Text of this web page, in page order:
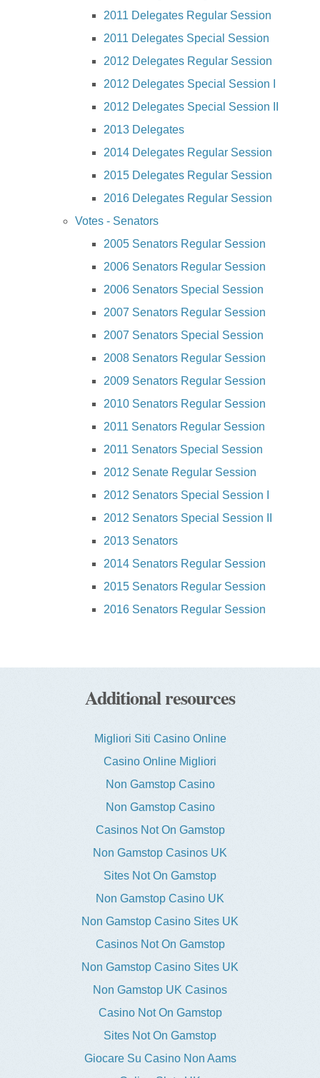
2011 Delegates Regular Session
2011 Delegates Special Session
2012 Delegates Regular Session
2012 Delegates Special Session I
2012 Delegates Special Session II
2013 Delegates
2014 Delegates Regular Session
2015 Delegates Regular Session
2016 Delegates Regular Session
Votes - Senators
2005 Senators Regular Session
2006 Senators Regular Session
2006 Senators Special Session
2007 Senators Regular Session
2007 Senators Special Session
2008 Senators Regular Session
2009 Senators Regular Session
2010 Senators Regular Session
2011 Senators Regular Session
2011 Senators Special Session
2012 Senate Regular Session
2012 Senators Special Session I
2012 Senators Special Session II
2013 Senators
2014 Senators Regular Session
2015 Senators Regular Session
2016 Senators Regular Session
Additional resources
Migliori Siti Casino Online
Casino Online Migliori
Non Gamstop Casino
Non Gamstop Casino
Casinos Not On Gamstop
Non Gamstop Casinos UK
Sites Not On Gamstop
Non Gamstop Casino UK
Non Gamstop Casino Sites UK
Casinos Not On Gamstop
Non Gamstop Casino Sites UK
Non Gamstop UK Casinos
Casino Not On Gamstop
Sites Not On Gamstop
Giocare Su Casino Non Aams